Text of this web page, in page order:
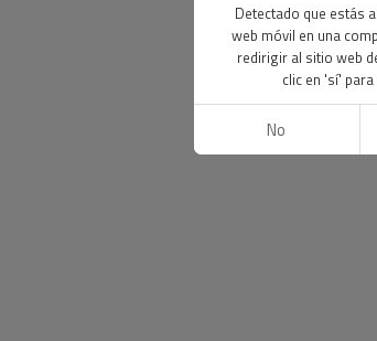
Detectado que estás
web móvil en una
redirigir al sitio web
clic en 'sí'
No